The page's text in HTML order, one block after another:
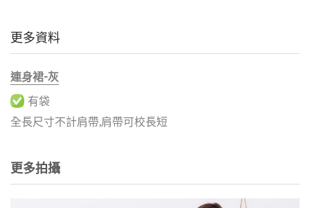
更多資料
連身裙-灰
有袋
全長尺寸不計肩帶,肩帶可校長短
更多拍攝